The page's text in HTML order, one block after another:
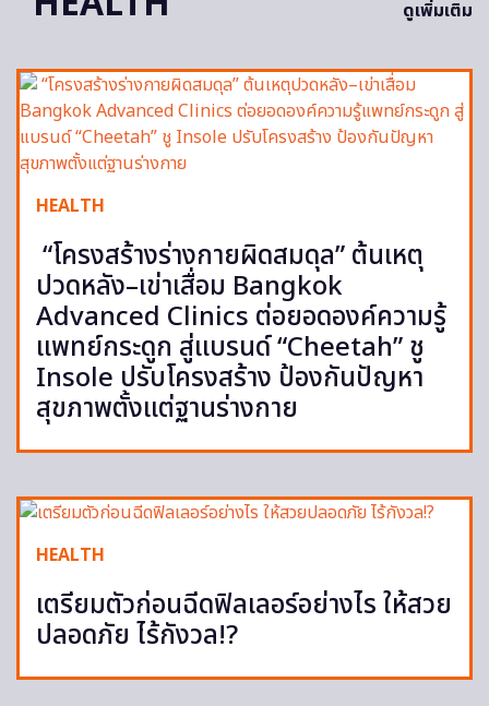
ดูเพิ่มเติม
HEALTH
“โครงสร้างร่างกายผิดสมดุล” ต้นเหตุ
ปวดหลัง–เข่าเสื่อม Bangkok
Advanced Clinics ต่อยอดองค์ความรู้
แพทย์กระดูก สู่แบรนด์ “Cheetah” ชู
Insole ปรับโครงสร้าง ป้องกันปัญหา
สุขภาพตั้งแต่ฐานร่างกาย
HEALTH
เตรียมตัวก่อนฉีดฟิลเลอร์อย่างไร ให้สวย
ปลอดภัย ไร้กังวล!?